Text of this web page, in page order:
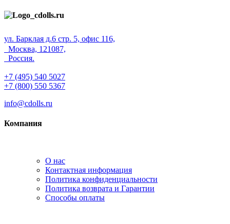
ул. Барклая д.6 стр. 5, офис 116,
Москва, 121087,
Россия.
+7 (495) 540 5027
+7 (800) 550 5367
info@cdolls.ru
Компания
О нас
Контактная информация
Политика конфиденциальности
Политика возврата и Гарантии
Способы оплаты